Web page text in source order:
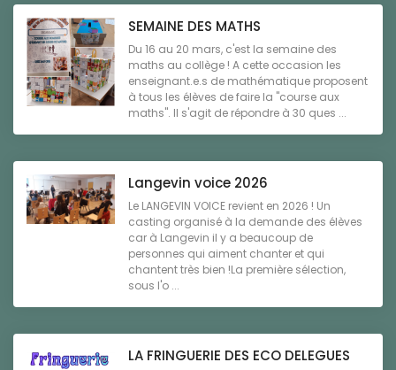
SEMAINE DES MATHS
Du 16 au 20 mars, c'est la semaine des
maths au collège ! A cette occasion les
enseignant.e.s de mathématique proposent
à tous les élèves de faire la "course aux
maths". Il s'agit de répondre à 30 ques ...
Langevin voice 2026
Le LANGEVIN VOICE revient en 2026 ! Un
casting organisé à la demande des élèves
car à Langevin il y a beaucoup de
personnes qui aiment chanter et qui
chantent très bien !La première sélection,
sous l'o ...
LA FRINGUERIE DES ECO DELEGUES